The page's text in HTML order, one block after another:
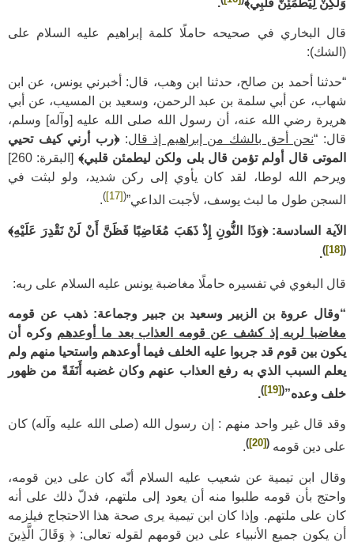
وَلَكِنْ لِيَطْمَئِنَّ قَلْبِي﴾ .
قال البخاري في صحيحه حاملًا كلمة إبراهيم عليه السلام على
(الشك):
“حدثنا أحمد بن صالح، حدثنا ابن وهب، قال: أخبرني يونس، عن ابن
شهاب، عن أبي سلمة بن عبد الرحمن، وسعيد بن المسيب، عن أبي
هريرة رضي الله عنه، أن رسول الله صلى الله عليه [وآله] وسلم،
قال: “نحن أحق بالشك من إبراهيم إذ قال:﴿رب أرني كيف تحيي
الموتى قال أولم تؤمن قال بلى ولكن ليطمئن قلبي﴾
[البقرة: 260]
ويرحم الله لوطا، لقد كان يأوي إلى ركن شديد، ولو لبثت في
السجن طول ما لبث يوسف، لأجبت الداعي”(
[17]
)
.
الآية السادسة: ﴿وَذَا النُّونِ إِذْ ذَهَبَ مُغَاضِبًا فَظَنَّ أَنْ لَنْ نَقْدِرَ عَلَيْهِ﴾
(
[18]
)
.
قال البغوي في تفسيره حاملًا مغاضبة يونس عليه السلام على ربه:
“وقال عروة بن الزبير وسعيد بن جبير وجماعة: ذهب عن قومه
مغاضبا لربه إذ كشف عن قومه العذاب بعد ما أوعدهم وكره أن
يكون بين قوم قد جربوا عليه الخلف فيما أوعدهم واستحيا منهم ولم
يعلم السبب الذي به رفع العذاب عنهم وكان غضبه أَنَفَةً من ظهور
خلف وعده”(
[19]
)
.
وقد قال غير واحد منهم : إن رسول الله (صلى الله عليه وآله) كان
على دين قومه (
[20]
)
.
وقال ابن تيمية عن شعيب عليه السلام أنّه كان على دين قومه،
واحتج بأن قومه طلبوا منه أن يعود إلى ملتهم، فدلّ ذلك على أنه
كان على ملتهم. وإذا كان ابن تيمية يرى صحة هذا الاحتجاج فيلزمه
أن يكون جميع الأنبياء على دين قومهم لقوله تعالى: ﴿ وَقَالَ الَّذِينَ